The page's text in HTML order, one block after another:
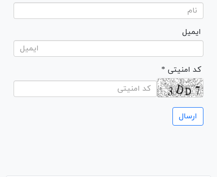
ایمیل
* کد امنیتی